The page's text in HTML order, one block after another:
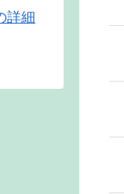
詳細